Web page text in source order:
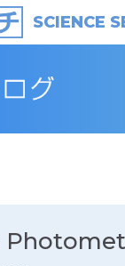
SCIENCE